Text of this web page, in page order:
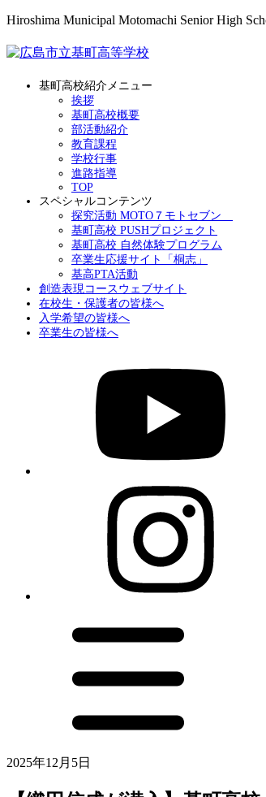
Hiroshima Municipal Motomachi Senior High
基町高校紹介メニュー
挨拶
基町高校概要
部活動紹介
教育課程
学校行事
進路指導
TOP
スペシャルコンテンツ
探究活動 MOTO７モトセブン
基町高校 PUSHプロジェクト
基町高校 自然体験プログラム
卒業生応援サイト「桐志」
基高PTA活動
創造表現コースウェブサイト
在校生・保護者の皆様へ
入学希望の皆様へ
卒業生の皆様へ
2025年12月5日